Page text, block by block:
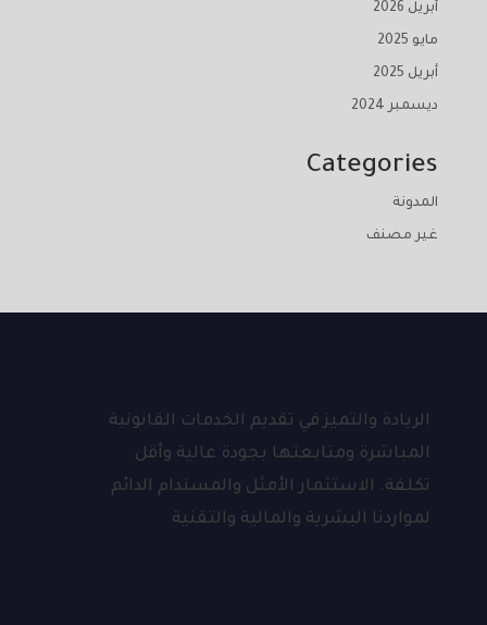
أبريل 2026
مايو 2025
أبريل 2025
ديسمبر 2024
Categories
المدونة
غير مصنف
الريادة والتميز في تقديم الخدمات القانونية
المباشرة ومتابعتها بجودة عالية وأقل
تكلفة. الاستثمار الأمثل والمستدام الدائم
لمواردنا البشرية والمالية والتقنية